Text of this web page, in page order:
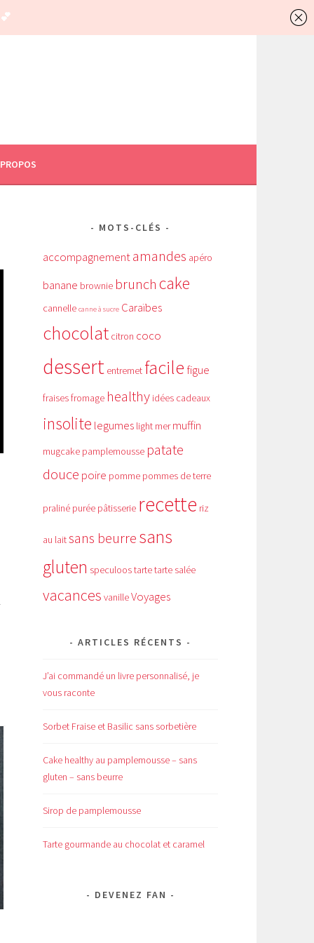
MOTS-CLÉS
accompagnementamandes apéro
banane brownie brunch cake
cannelle canne à sucre Caraïbes
chocolat citron coco
dessert entremet facile figue
fraisesfromage healthy idées cadeaux
insolite legumes light mer muffin
mugcake pamplemousse patate
douce poire pomme pommes de terre
praliné purée pâtisserie recette riz
au laitsans beurresans
gluten speculoostartetarte salée
vacances vanilleVoyages
ARTICLES RÉCENTS
J’ai commandé un livre personnalisé, je
vous raconte
Sorbet Fraise et Basilic sans sorbetière
Cake healthy au pamplemousse – sans
gluten – sans beurre
Sirop de pamplemousse
Tarte gourmande au chocolat et caramel
DEVENEZ FAN